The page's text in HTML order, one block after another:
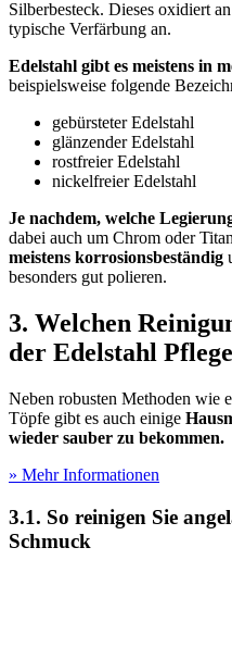
Silberbesteck. Dieses oxidiert
typische Verfärbung an.
Edelstahl gibt es meistens in
beispielsweise folgende
gebürsteter Edelstahl
glänzender Edelstahl
rostfreier Edelstahl
nickelfreier Edelstahl
Je nachdem, welche
dabei auch um Chrom oder
meistens korrosionsbeständig
besonders gut polieren.
3. Welchen
der Edelstahl Pflege
Neben robusten Methoden wie
Töpfe gibt es auch einige
wieder sauber zu bekommen.
» Mehr Informationen
3.1. So reinigen Sie
Schmuck